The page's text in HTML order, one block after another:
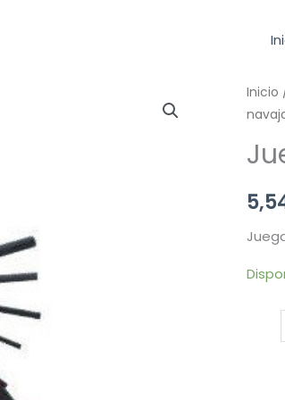
Inicio
de
llaves
allen